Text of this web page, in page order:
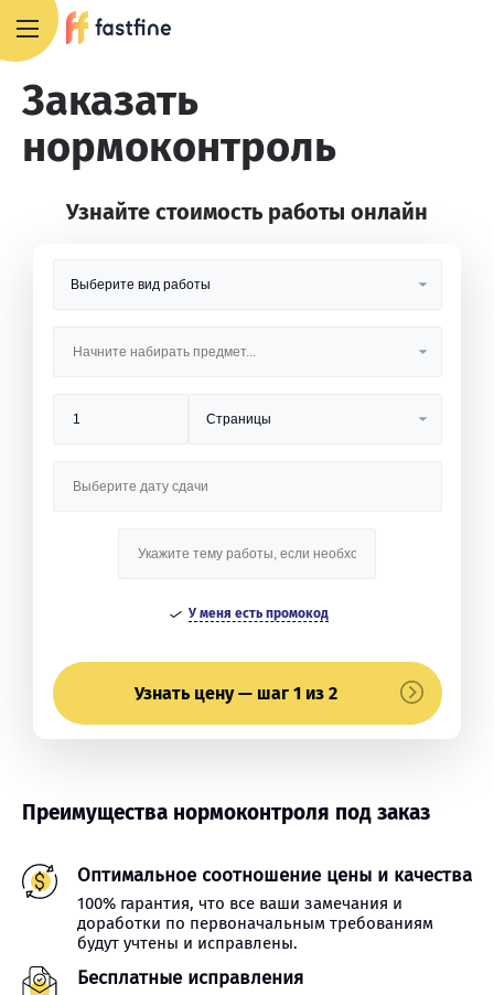
Заказать
нормоконтроль
Узнайте стоимость работы онлайн
У меня есть промокод
Узнать цену — шаг 1 из 2
Преимущества нормоконтроля под заказ
Оптимальное соотношение цены и качества
100% гарантия, что все ваши замечания и
доработки по первоначальным требованиям
будут учтены и исправлены.
Бесплатные исправления